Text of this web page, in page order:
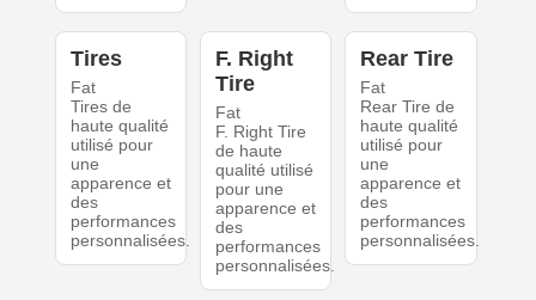
Tires
Fat
Tires de
haute qualité
utilisé pour
une
apparence et
des
performances
personnalisées.
F. Right
Tire
Fat
F. Right Tire
de haute
qualité utilisé
pour une
apparence et
des
performances
personnalisées.
Rear Tire
Fat
Rear Tire de
haute qualité
utilisé pour
une
apparence et
des
performances
personnalisées.